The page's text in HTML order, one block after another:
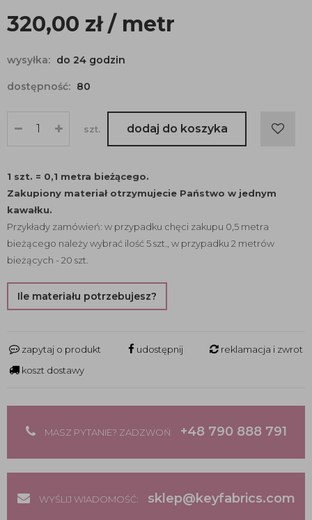
320,00 zł/ metr
wysyłka: do 24 godzin
dostępność: 80
szt. dodaj do koszyka
1 szt. = 0,1 metra bieżącego.
Zakupiony materiał otrzymujecie Państwo w jednym
kawałku.
Przykłady zamówień: w przypadku chęci zakupu 0,5 metra
bieżącego należy wybrać ilość 5 szt., w przypadku 2 metrów
bieżących - 20 szt.
Ile materiału potrzebujesz?
zapytaj o produkt udostępnij
reklamacja i zwrot
koszt dostawy
MASZ PYTANIE? ZADZWOŃ +48 790 888 791
WYŚLIJ WIADOMOŚĆ: sklep@keyfabrics.com